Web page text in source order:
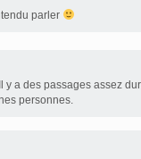
parler
y a des passages assez
personnes.